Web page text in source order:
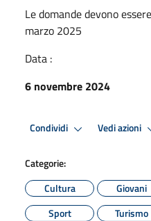
Le domande devono
marzo 2025
Data :
6 novembre 2024
Condividi Vedi azioni
Categorie:
Cultura
Giovani
Sport
Turismo